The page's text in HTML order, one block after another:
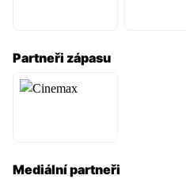
Partneři zápasu
Mediální partneři